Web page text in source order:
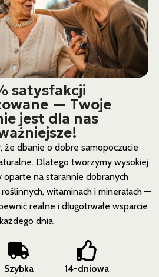
satysfakcji
— Twoje
jest dla nas
że dbanie o dobre samopoczucie
Dlatego tworzymy wysokiej
oparte na starannie dobranych
witaminach i minerałach —
realne i długotrwałe wsparcie
każdego dnia.
Szybka
14-dniowa